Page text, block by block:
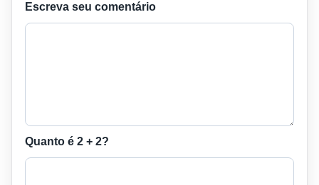
Escreva seu comentário
Quanto é 2 + 2?